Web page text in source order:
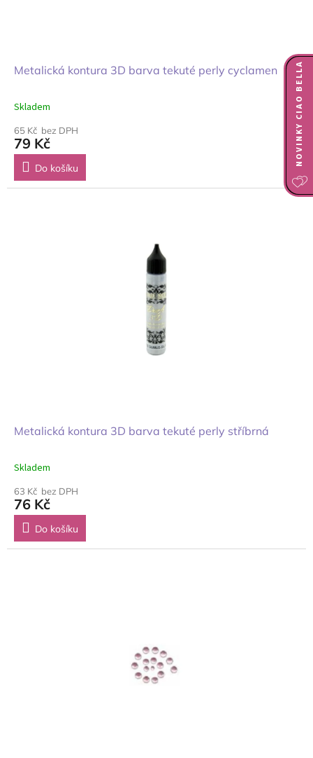
Metalická kontura 3D barva tekuté perly cyclamen
Skladem
65 Kč bez DPH
79 Kč
Do košíku
Metalická kontura 3D barva tekuté perly stříbrná
Skladem
63 Kč bez DPH
76 Kč
Do košíku
NOVINKY CIAO BELLA